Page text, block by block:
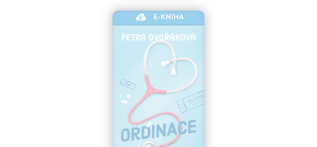
E-KNIHA